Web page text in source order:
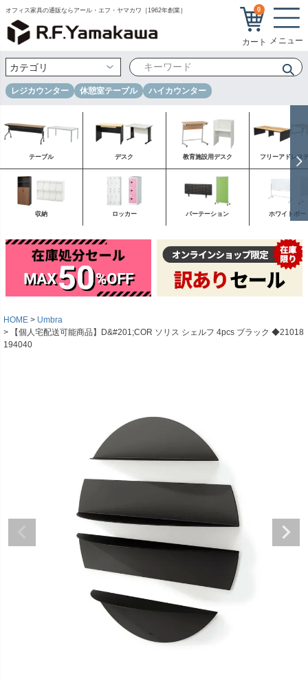
オフィス家具の通販ならアール・エフ・ヤマカワ［1962年創業］ 0
レジカウンター 休憩室テーブル ハイカウンター
テーブル デスク 教育施設用デスク フリーアドレス
収納 ロッカー パーテーション ホワイトボー
HOME
Umbra
【個人宅配送可能商品】D&#201;COR ソリス シェルフ 4pcs ブラック ◆21018
194040